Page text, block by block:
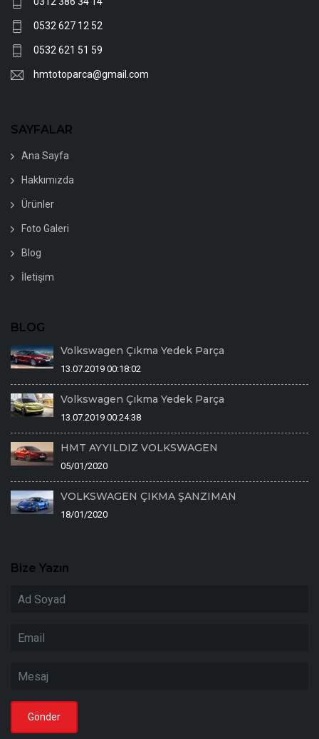
0532 627 12 52
0532 621 51 59
hmtotoparca@gmail.com
SAYFALAR
Ana Sayfa
Hakkımızda
Ürünler
Foto Galeri
Blog
İletişim
BLOG
Volkswagen Çıkma Yedek Parça
13.07.2019 00:18:02
Volkswagen Çıkma Yedek Parça
13.07.2019 00:24:38
HMT AYYILDIZ VOLKSWAGEN
05/01/2020
VOLKSWAGEN ÇIKMA ŞANZIMAN
18/01/2020
Bize Yazın